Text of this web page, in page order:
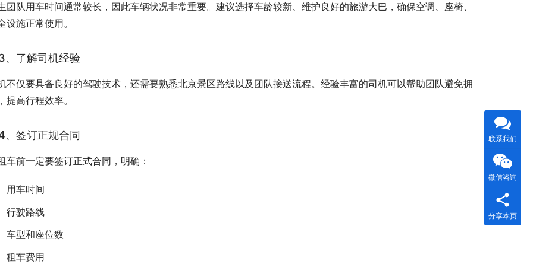
团队用车时间通常较长，因此车辆状况非常重要。建议选择车龄较新、维护良好的旅游大巴，确保空调、座椅、
设施正常使用。
、了解司机经验
不仅要具备良好的驾驶技术，还需要熟悉北京景区路线以及团队接送流程。经验丰富的司机可以帮助团队避免拥
提高行程效率。
、签订正规合同
车前一定要签订正式合同，明确：
用车时间
行驶路线
车型和座位数
租车费用
联系我们
微信咨询
分享本页